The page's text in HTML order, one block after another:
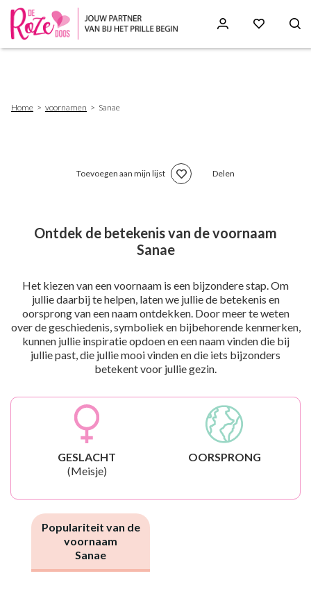
Home voornamen Sanae
Toevoegen aan mijn lijst Delen
Ontdek de betekenis van de voornaam
Sanae
Het kiezen van een voornaam is een bijzondere stap. Om
jullie daarbij te helpen, laten we jullie de betekenis en
oorsprong van een naam ontdekken. Door meer te weten
over de geschiedenis, symboliek en bijbehorende kenmerken,
kunnen jullie inspiratie opdoen en een naam vinden die bij
jullie past, die jullie mooi vinden en die iets bijzonders
betekent voor jullie gezin.
GESLACHT
(Meisje)
OORSPRONG
Populariteit van de
voornaam
Sanae